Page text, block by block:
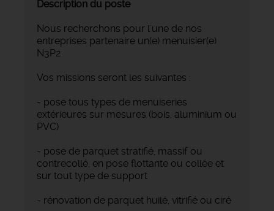
Description du poste
Nous recherchons pour l'une de nos
entreprises partenaire un(e) menuisier(e)
N3P2
Vos missions seront les suivantes :
- pose tous types de menuiseries
extérieures sur mesures (bois, aluminium ou
PVC)
- pose de parquet stratifié, massif ou
contrecollé, en pose flottante ou collée et
sur tout type de support
- rénovation de parquet huilé, vitrifié ou ciré